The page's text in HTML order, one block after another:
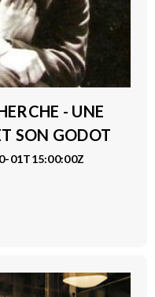
- UNE
SON GODOT
01T15:00:00Z